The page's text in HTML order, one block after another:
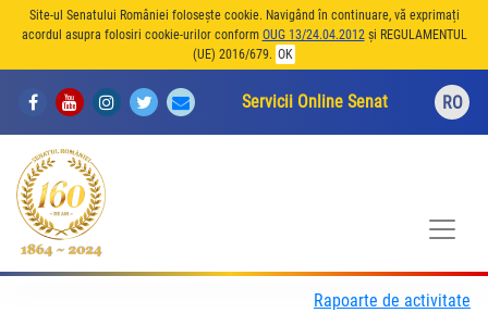
Site-ul Senatului României folosește cookie. Navigând în continuare, vă exprimați
acordul asupra folosiri cookie-urilor conform OUG 13/24.04.2012și REGULAMENTUL
(UE) 2016/679. OK
Servicii Online Senat RO
Rapoarte de activitate